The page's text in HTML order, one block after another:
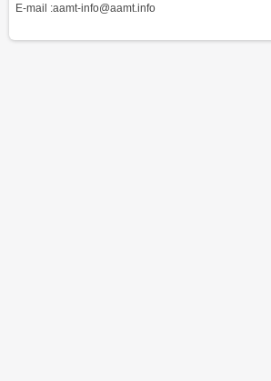
E-mail :aamt-info@aamt.info